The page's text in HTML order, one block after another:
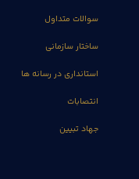
سوالات متداول
ساختار سازمانی
استانداری در رسانه ها
انتصابات
جهاد تبیین